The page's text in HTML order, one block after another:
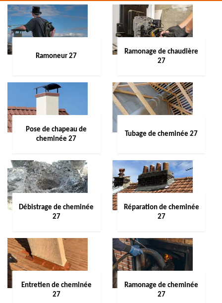
Ramoneur 27
Ramonage de chaudière
27
Pose de chapeau de
cheminée 27
Tubage de cheminée 27
Débistrage de cheminée
27
Réparation de cheminée
27
Entretien de cheminée
27
Ramonage de cheminée
27